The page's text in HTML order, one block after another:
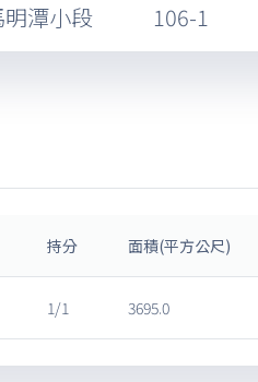
潭小段 106-1
持分 面積(平方公尺)
1/1 3695.0